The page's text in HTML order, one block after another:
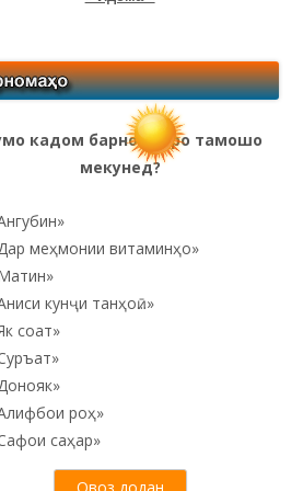
кадом барномаҳоро тамошо
мекунед?
меҳмонии витаминҳо»
кунҷи танҳоӣ...»
соат»
роҳ»
саҳар»